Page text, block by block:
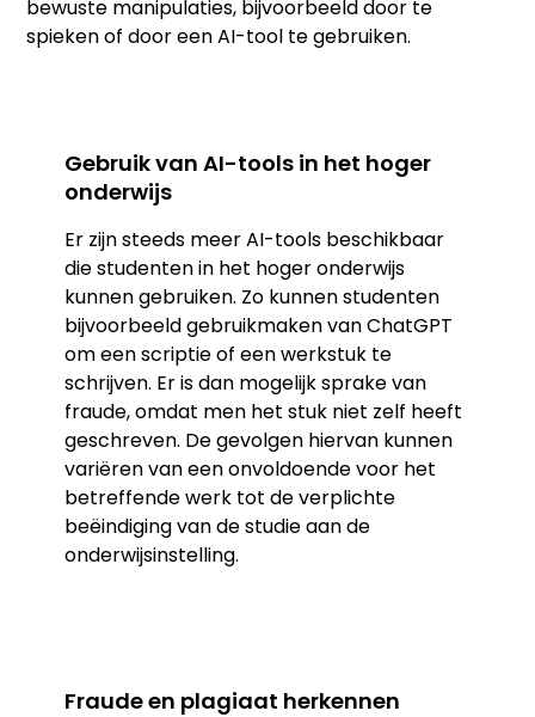
bewuste manipulaties, bijvoorbeeld door te
spieken of door een AI-tool te gebruiken.
Gebruik van AI-tools in het hoger
onderwijs
Er zijn steeds meer AI-tools beschikbaar
die studenten in het hoger onderwijs
kunnen gebruiken. Zo kunnen studenten
bijvoorbeeld gebruikmaken van ChatGPT
om een scriptie of een werkstuk te
schrijven. Er is dan mogelijk sprake van
fraude, omdat men het stuk niet zelf heeft
geschreven. De gevolgen hiervan kunnen
variëren van een onvoldoende voor het
betreffende werk tot de verplichte
beëindiging van de studie aan de
onderwijsinstelling.
Fraude en plagiaat herkennen